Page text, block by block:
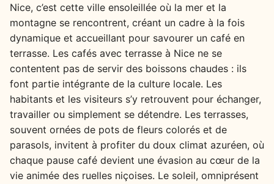
Nice, c’est cette ville ensoleillée où la mer et la
montagne se rencontrent, créant un cadre à la fois
dynamique et accueillant pour savourer un café en
terrasse. Les cafés avec terrasse à Nice ne se
contentent pas de servir des boissons chaudes : ils
font partie intégrante de la culture locale. Les
habitants et les visiteurs s’y retrouvent pour échanger,
travailler ou simplement se détendre. Les terrasses,
souvent ornées de pots de fleurs colorés et de
parasols, invitent à profiter du doux climat azuréen, où
chaque pause café devient une évasion au cœur de la
vie animée des ruelles niçoises. Le soleil, omniprésent